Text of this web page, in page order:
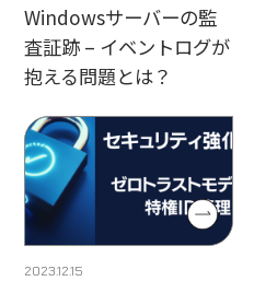
Windowsサーバーの監
査証跡 – イベントログが
抱える問題とは？
2023.12.15